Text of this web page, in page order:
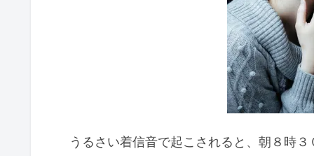
うるさい着信音で起こされると、朝８時